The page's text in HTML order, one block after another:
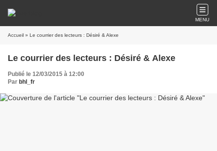
MENU
Accueil » Le courrier des lecteurs : Désiré & Alexe
Le courrier des lecteurs : Désiré & Alexe
Publié le 12/03/2015 à 12:00
Par bhl_fr